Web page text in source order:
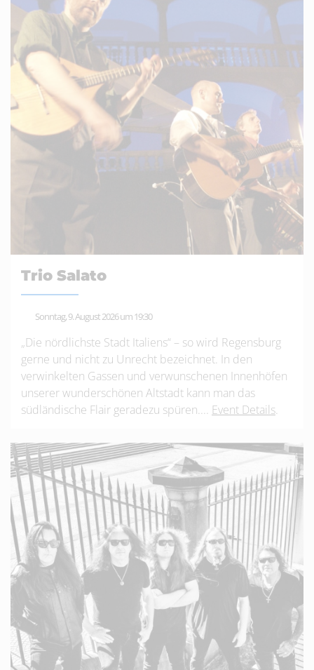
Trio Salato
Sonntag, 9. August 2026 um 19:30
„Die nördlichste Stadt Italiens“ – so wird Regensburg
gerne und nicht zu Unrecht bezeichnet. In den
verwinkelten Gassen und verwunschenen Innenhöfen
unserer wunderschönen Altstadt kann man das
südländische Flair geradezu spüren.... Event Details.